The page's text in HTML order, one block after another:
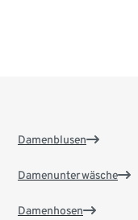
Damenblusen
Damenunterwäsche
Damenhosen